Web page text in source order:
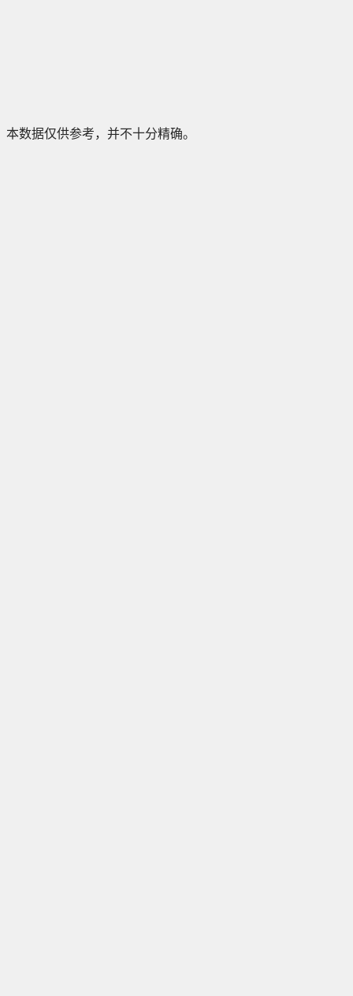
本数据仅供参考，并不十分精确。